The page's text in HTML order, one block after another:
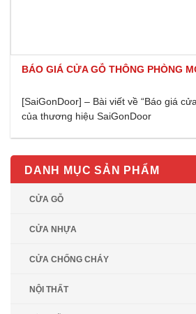
BÁO GIÁ CỬA GỖ THÔNG PHÒNG
[SaiGonDoor] – Bài viết về “Báo giá
của thương hiệu SaiGonDoor
DANH MỤC SẢN PHẨM
CỬA GỖ
CỬA NHỰA
CỬA CHỐNG CHÁY
NỘI THẤT